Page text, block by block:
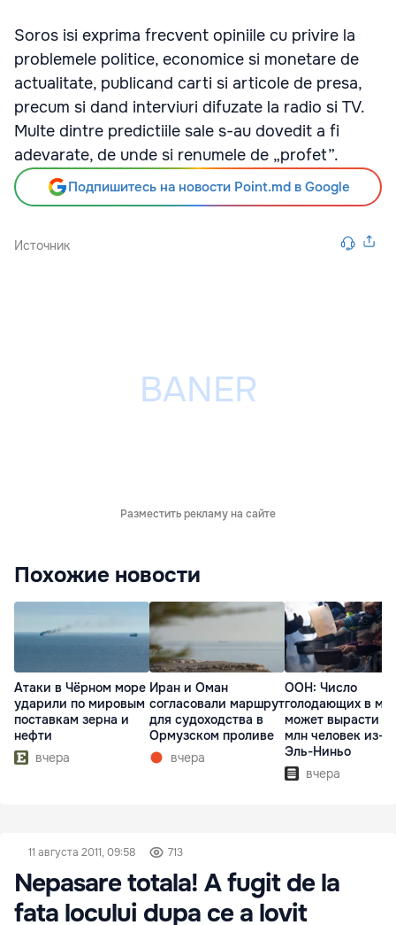
Soros isi exprima frecvent opiniile cu privire la
problemele politice, economice si monetare de
actualitate, publicand carti si articole de presa,
precum si dand interviuri difuzate la radio si TV.
Multe dintre predictiile sale s-au dovedit a fi
adevarate, de unde si renumele de „profet”.
Подпишитесь на новости Point.md в Google
Источник
Разместить рекламу на сайте
Похожие новости
Атаки в Чёрном море
ударили по мировым
поставкам зерна и
нефти
вчера
Иран и Оман
согласовали маршрут
для судоходства в
Ормузском проливе
вчера
ООН: Число
голодающих в
может вырасти
млн человек из-за
Эль-Ниньо
вчера
11 августа 2011, 09:58 713
Nepasare totala! A fugit de la
fata locului dupa ce a lovit